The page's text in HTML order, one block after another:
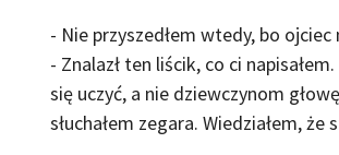
- Nie przyszedłem wtedy, bo
- Znalazł ten liścik, co ci
się uczyć, a nie dziewczynom
słuchałem zegara. Wiedziałem,